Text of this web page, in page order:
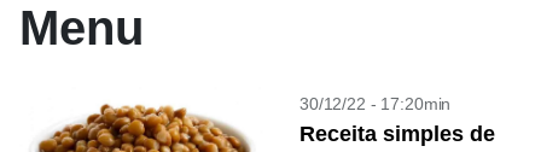
Menu
30/12/22 - 17:20min
Receita simples de